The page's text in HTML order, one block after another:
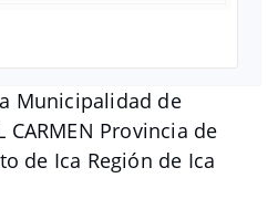
Municipalidad de
Provincia de
de Ica Región de Ica